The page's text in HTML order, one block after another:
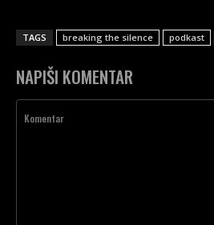
TAGS breaking the silence podkast
NAPIŠI KOMENTAR